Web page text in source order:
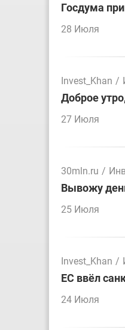
Госдума
28 Июля
Invest_Khan /
Доброе
27 Июля
30mln.ru /
Вывожу
25 Июля
Invest_Khan /
ЕС ввёл
24 Июля